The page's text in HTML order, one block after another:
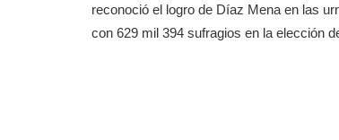
reconoció el logro de Díaz Mena en las
con 629 mil 394 sufragios en la elección